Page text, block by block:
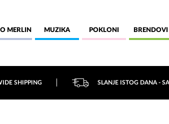
MERLIN MUZIKA POKLONI BRENDOVI
SHIPPING SLANJE ISTOG DANA -